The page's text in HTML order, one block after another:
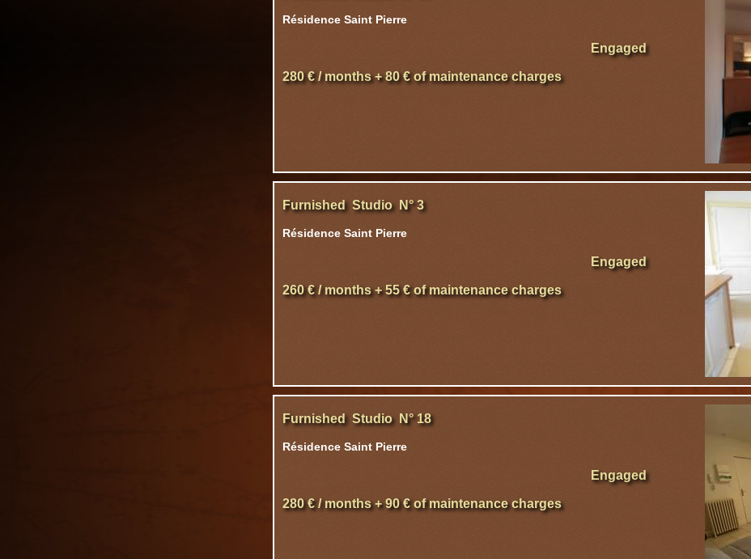
Résidence Saint Pierre
Engaged
280 € / months + 80 € of maintenance charges
Furnished Studio N° 3
Résidence Saint Pierre
Engaged
260 € / months + 55 € of maintenance charges
Furnished Studio N° 18
Résidence Saint Pierre
Engaged
280 € / months + 90 € of maintenance charges